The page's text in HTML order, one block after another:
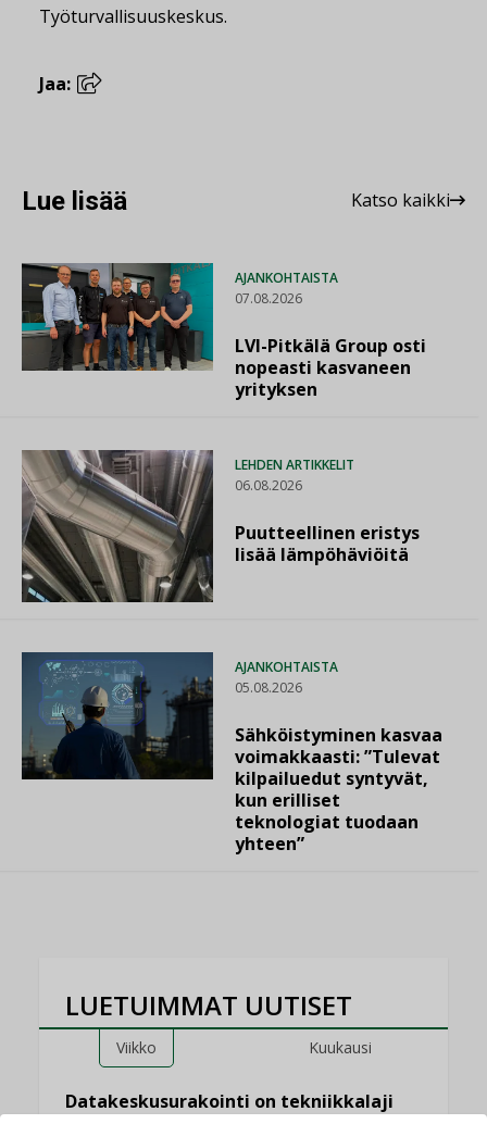
Työturvallisuuskeskus.
Jaa:
Lue lisää Katso kaikki
AJANKOHTAISTA
07.08.2026
LVI-Pitkälä Group osti
nopeasti kasvaneen
yrityksen
LEHDEN ARTIKKELIT
06.08.2026
Puutteellinen eristys
lisää lämpöhäviöitä
AJANKOHTAISTA
05.08.2026
Sähköistyminen kasvaa
voimakkaasti: ”Tulevat
kilpailuedut syntyvät,
kun erilliset
teknologiat tuodaan
yhteen”
LUETUIMMAT UUTISET
Viikko Kuukausi
Datakeskusurakointi on tekniikkalaji